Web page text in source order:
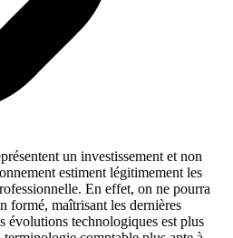
un investissement et non
estiment légitimement les
En effet, on ne pourra
formé, maîtrisant les dernières
évolutions technologiques est plus